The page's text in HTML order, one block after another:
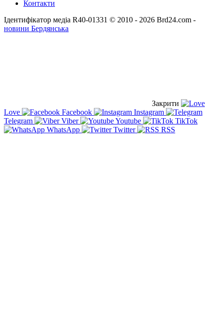
Контакти
Ідентифікатор медіа R40-01331 © 2010 - 2026 Brd24.com -
новини Бердянська
Закрити
Love
Facebook
Instagram
Telegram
Viber Youtube
TikTok
WhatsApp
Twitter RSS